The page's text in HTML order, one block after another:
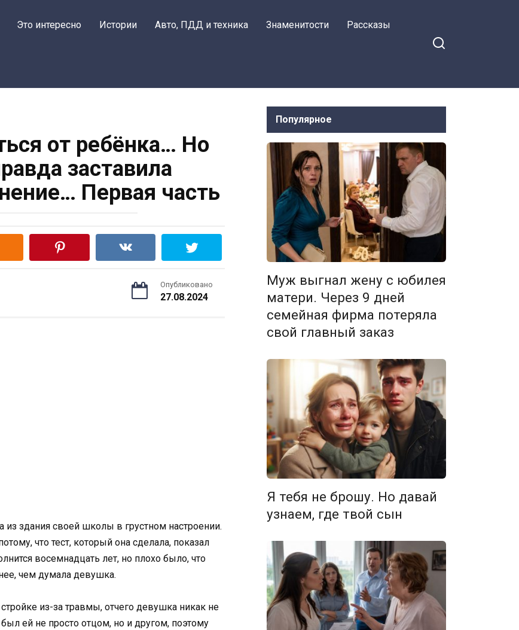
Это интересно Истории Авто, ПДД и техника Знаменитости Рассказы
от ребёнка… Но
заставила
Первая часть
Опубликовано
27.08.2024
здания своей школы в грустном настроении.
что тест, который она сделала, показал
восемнадцать лет, но плохо было, что
чем думала девушка.
из-за травмы, отчего девушка никак не
ей не просто отцом, но и другом, поэтому
Популярное
Муж выгнал жену с юбилея
матери. Через 9 дней
семейная фирма потеряла
свой главный заказ
Я тебя не брошу. Но давай
узнаем, где твой сын
хозяин.